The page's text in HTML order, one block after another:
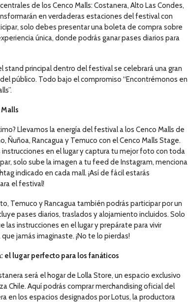
de los Cenco Malls: Costanera, Alto Las Condes,
en verdaderas estaciones del festival con
solo debes presentar una boleta de compra sobre
única, donde podrás ganar pases diarios para
stand principal dentro del festival se celebrará una gran
público. Todo bajo el compromiso “Encontrémonos en
Llevamos la energía del festival a los Cenco Malls de
Ñuñoa, Rancagua y Temuco con el Cenco Malls Stage.
instrucciones en el lugar y captura tu mejor foto con toda
solo sube la imagen a tu feed de Instagram, menciona
indicado en cada mall. ¡Así de fácil estarás
el festival!
Temuco y Rancagua también podrás participar por un
pases diarios, traslados y alojamiento incluidos. Solo
las instrucciones en el lugar y prepárate para vivir
jamás imaginaste. ¡No te lo pierdas!
el lugar perfecto para los fanáticos
será el hogar de Lolla Store, un espacio exclusivo
Chile. Aquí podrás comprar merchandising oficial del
en los espacios designados por Lotus, la productora